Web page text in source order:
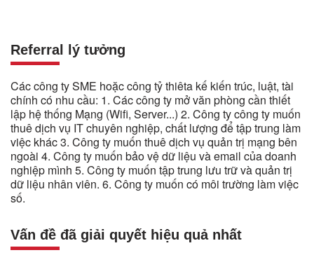
Referral lý tưởng
Các công ty SME hoặc công tỷ thiêta kế kiến trúc, luật, tài
chính có nhu cầu: 1. Các công ty mở văn phòng cần thiết
lập hệ thống Mạng (Wifi, Server...) 2. Công ty công ty muốn
thuê dịch vụ IT chuyên nghiệp, chất lượng để tập trung làm
việc khác 3. Công ty muốn thuê dịch vụ quản trị mạng bên
ngoài 4. Công ty muốn bảo vệ dữ liệu và email của doanh
nghiệp mình 5. Công ty muốn tập trung lưu trữ và quản trị
dữ liệu nhân viên. 6. Công ty muốn có môi trường làm việc
số.
Vấn đề đã giải quyết hiệu quả nhất